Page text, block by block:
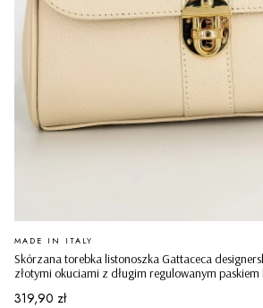
Skórzana torebka listonoszka Gattaceca
złotymi okuciami z długim regulowanym paskiem
PRODUCENT
MADE IN ITALY
Cena
319,90 zł